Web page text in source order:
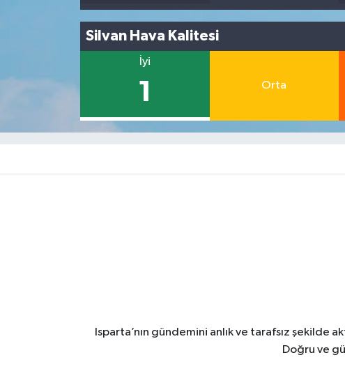
Silvan Hava Kalitesi
İyi
1 Orta
Isparta’nın gündemini anlık ve tarafsız
Doğru ve